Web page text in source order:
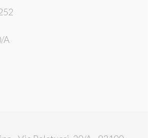
A